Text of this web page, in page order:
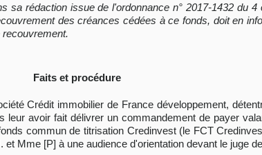
sa rédaction issue de l'ordonnance n° 2017-1432 du
des créances cédées à ce fonds, doit en
Faits et procédure
Crédit immobilier de France développement,
avoir fait délivrer un commandement de payer
commun de titrisation Credinvest (le FCT
Mme [P] à une audience d'orientation devant le juge